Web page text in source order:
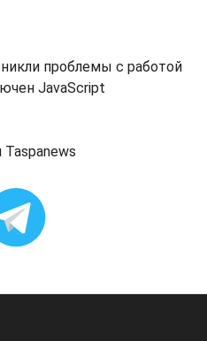
проблемы с работой
JavaScript